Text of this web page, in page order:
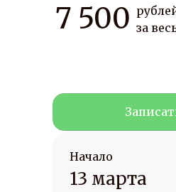
7 500 за
Начало
13 марта